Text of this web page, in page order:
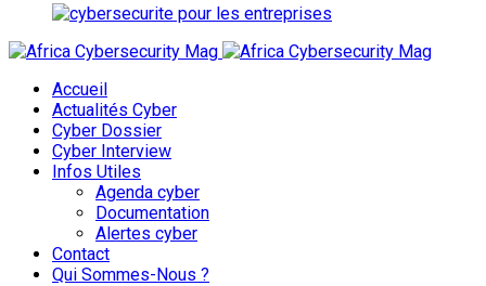
Accueil
Actualités Cyber
Cyber Dossier
Cyber Interview
Infos Utiles
Agenda cyber
Documentation
Alertes cyber
Contact
Qui Sommes-Nous ?